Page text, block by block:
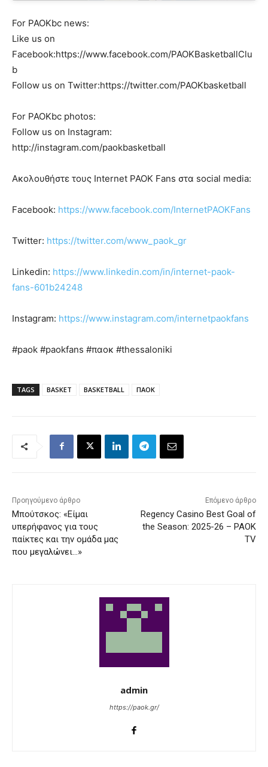
For PAOKbc news:
Like us on
Facebook:https://www.facebook.com/PAOKBasketballClu
b
Follow us on Twitter:https://twitter.com/PAOKbasketball
For PAOKbc photos:
Follow us on Instagram:
http://instagram.com/paokbasketball
Ακολουθήστε τους Internet PAOK Fans στα social media:
Facebook: https://www.facebook.com/InternetPAOKFans
Twitter: https://twitter.com/www_paok_gr
Linkedin: https://www.linkedin.com/in/internet-paok-
fans-601b24248
Instagram: https://www.instagram.com/internetpaokfans
#paok #paokfans #παοκ #thessaloniki
TAGS BASKET BASKETBALL ΠΑΟΚ
Προηγούμενο άρθρο
Μπούτσκος: «Είμαι
υπερήφανος για τους
παίκτες και την ομάδα μας
που μεγαλώνει…»
Επόμενο άρθρο
Regency Casino Best Goal of
the Season: 2025-26 – PAOK
TV
admin
https://paok.gr/